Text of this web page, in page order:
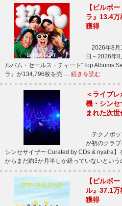
【ビルボ
ラ』13.4
獲得
2026年8月
日～2026年
ルバム・セールス・チャート“Top Albums
ラ』が134,796枚を売 … 続きを読む
＜ライブ
機・シン
まれた次
テクノポッ
が初のクラ
シンセサイザー Curated by CDs & nyalra
からまだ約3か月半しか経っていないとい
【ビルボ
ル』37.1
獲得